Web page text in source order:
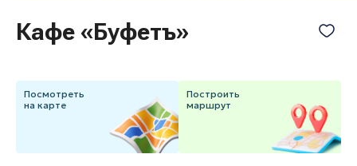
Горнолыжные клубы
Спецпроекты
Федоскинская фабрика
Пикник в Подмосковье
Кафе «Буфетъ»
Посмотреть
на карте
Построить
маршрут